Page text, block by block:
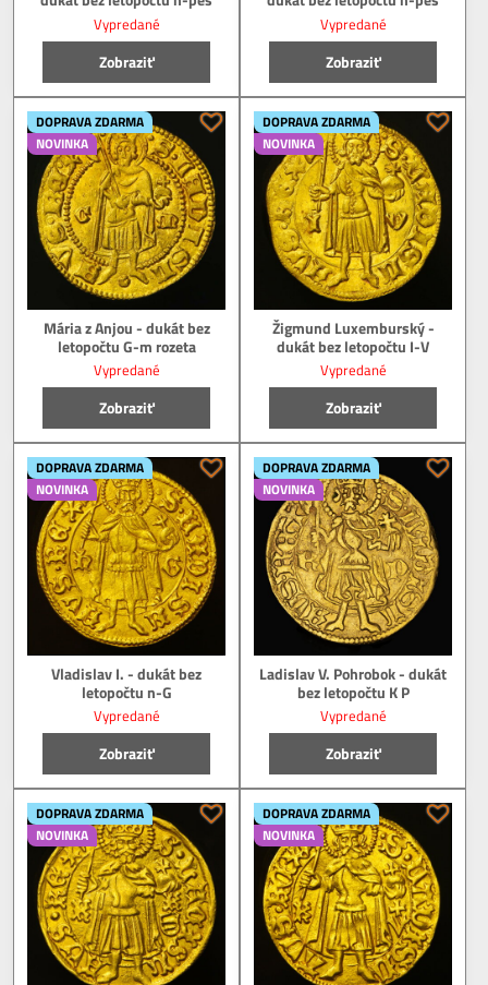
Vypredané
Zobraziť
Vypredané
Zobraziť
DOPRAVA ZDARMA
NOVINKA
Mária z Anjou - dukát bez
letopočtu G-m rozeta
Vypredané
Zobraziť
DOPRAVA ZDARMA
NOVINKA
Žigmund Luxemburský -
dukát bez letopočtu I-V
Vypredané
Zobraziť
DOPRAVA ZDARMA
NOVINKA
Vladislav I. - dukát bez
letopočtu n-G
Vypredané
Zobraziť
DOPRAVA ZDARMA
NOVINKA
Ladislav V. Pohrobok - dukát
bez letopočtu K P
Vypredané
Zobraziť
DOPRAVA ZDARMA
NOVINKA
DOPRAVA ZDARMA
NOVINKA